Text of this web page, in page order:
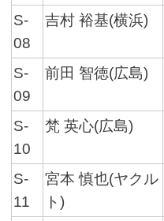
S-
08
吉村 裕基(横浜)
S-
09
前田 智徳(広島)
S-
10
梵 英心(広島)
S-
11
宮本 慎也(ヤクル
ト)